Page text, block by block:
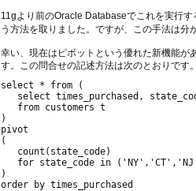
11gより前のOracle Databaseでこれを実行
う方法を取りました。ですが、この手法は分
幸い、現在はピボットという優れた新機能が
す。この問合せの記述方法は次のとおりです
select * from (
select times_purchased,
   from customers t
)
pivot
(
   count(state_code)
for state_code in
)
order by times_purchased